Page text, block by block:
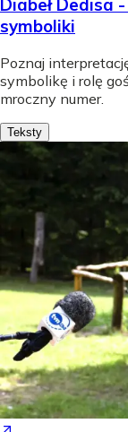
Diabeł
symboliki
Poznaj
symbolikę i rolę
mroczny numer.
Teksty